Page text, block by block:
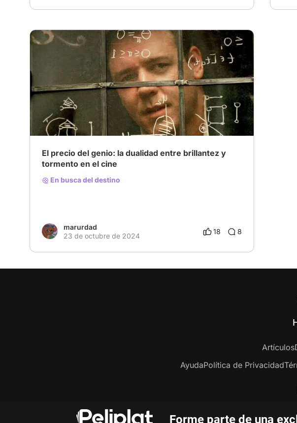
El precio del genio: la dualidad entre brillantez y
tormento en el cine
En busca del destino
marurdad
23 de octubre de 2024
18 8
Forme parte de una
Artículos
AyudaPolítica de Privacidad